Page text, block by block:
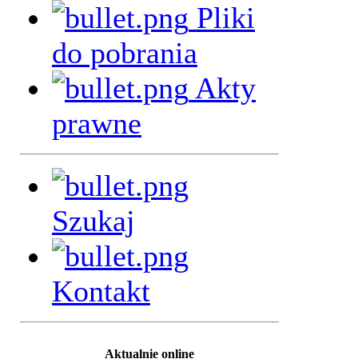
Pliki
do pobrania
Akty
prawne
Szukaj
Kontakt
Aktualnie online